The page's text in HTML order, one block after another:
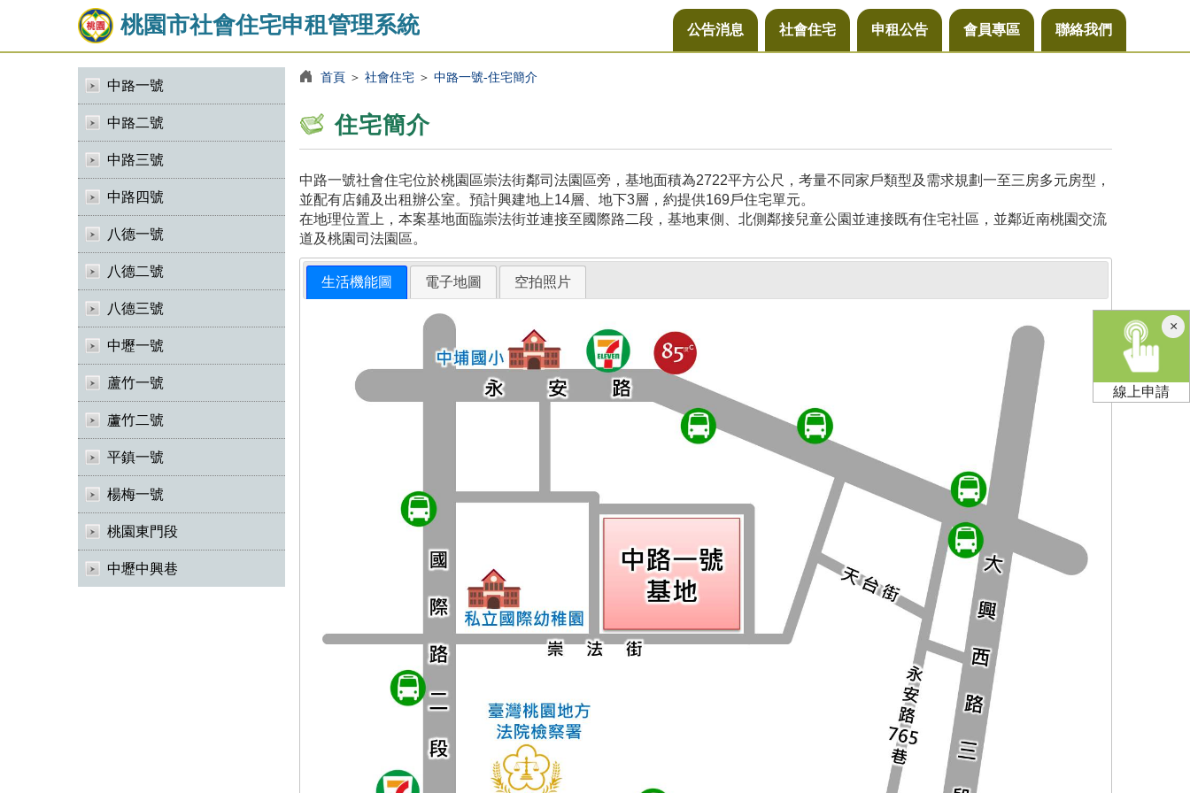
桃園市社會住宅申租管理系統 公告消息 社會住宅 申租公告 會員專區 聯絡我們
中路一號
中路二號
中路三號
中路四號
八德一號
八德二號
八德三號
中壢一號
蘆竹一號
蘆竹二號
平鎮一號
楊梅一號
桃園東門段
中壢中興巷
首頁＞ 社會住宅＞ 中路一號-住宅簡介
住宅簡介
中路一號社會住宅位於桃園區崇法街鄰司法園區旁，基地面積為2722平方公尺，考量不同家戶類型及需求規劃一至三房多元房型，
並配有店鋪及出租辦公室。預計興建地上14層、地下3層，約提供169戶住宅單元。
在地理位置上，本案基地面臨崇法街並連接至國際路二段，基地東側、北側鄰接兒童公園並連接既有住宅社區，並鄰近南桃園交流
道及桃園司法園區。
生活機能圖 電子地圖 空拍照片
×關
閉
線上申請